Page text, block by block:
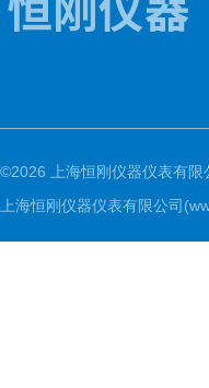
©2026 上海恒刚仪器仪表有限
上海恒刚仪器仪表有限公司